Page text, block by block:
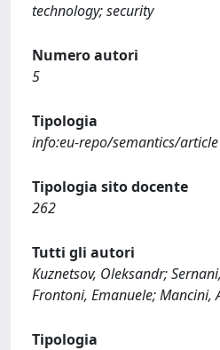
technology; security
Numero autori
5
Tipologia
info:eu-repo/semantics/article
Tipologia sito docente
262
Tutti gli autori
Kuznetsov, Oleksandr;
Frontoni, Emanuele; Mancini,
Tipologia